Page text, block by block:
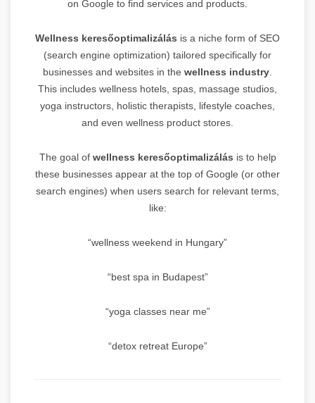
on Google to find services and products.
Wellness keresőoptimalizálás is a niche form of SEO
(search engine optimization) tailored specifically for
businesses and websites in the wellness industry
This includes wellness hotels, spas, massage studios,
yoga instructors, holistic therapists, lifestyle coaches,
and even wellness product stores.
The goal of wellness keresőoptimalizálás is to help
these businesses appear at the top of Google (or other
search engines) when users search for relevant terms,
like:
“wellness weekend in Hungary”
“best spa in Budapest”
“yoga classes near me”
“detox retreat Europe”